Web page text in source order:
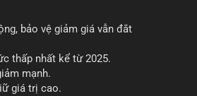
bảo vệ giảm giá vẫn đắt
thấp nhất kể từ 2025.
mạnh.
giá trị cao.